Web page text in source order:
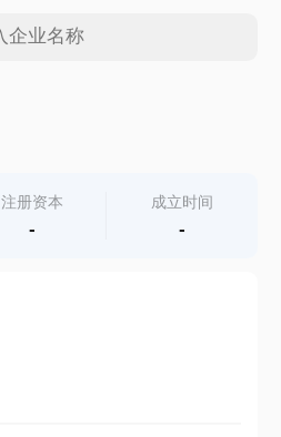
注册资本
-
成立时间
-